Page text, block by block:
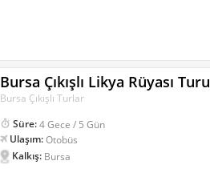
Bursa Çıkışlı Likya Rüyası Turu
Bursa Çıkışlı Turlar
Süre:4 Gece / 5 Gün
Ulaşım:Otobüs
Kalkış: Bursa